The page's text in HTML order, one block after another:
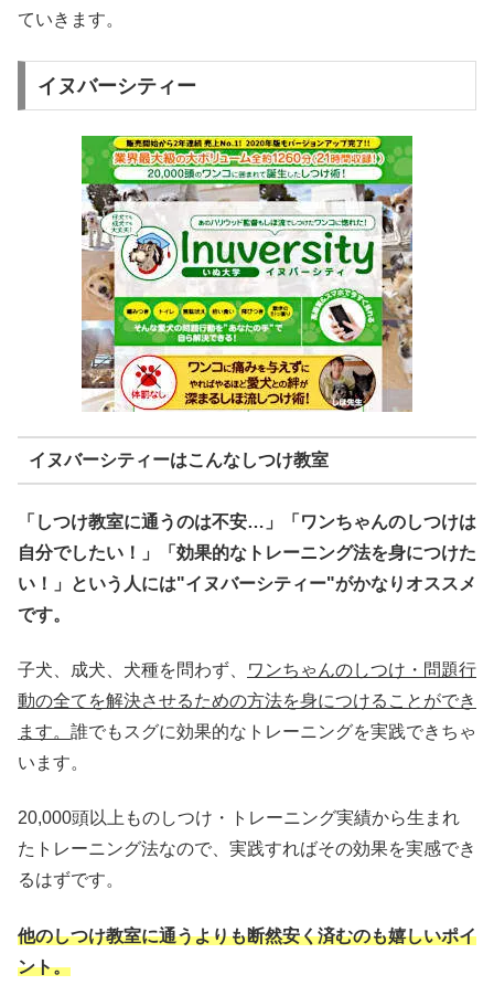
ていきます。
イヌバーシティー
イヌバーシティーはこんなしつけ教室
「しつけ教室に通うのは不安…」「ワンちゃんのしつけは
自分でしたい！」「効果的なトレーニング法を身につけた
い！」という人には"イヌバーシティー"がかなりオススメ
です。
子犬、成犬、犬種を問わず、
ワンちゃんのしつけ・問題行
動の全てを解決させるための方法を身につけることができ
ます。 誰でもスグに効果的なトレーニングを実践できちゃ
います。
20,000頭以上ものしつけ・トレーニング実績から生まれ
たトレーニング法なので、実践すればその効果を実感でき
るはずです。
他のしつけ教室に通うよりも断然安く済むのも嬉しいポイ
ント。